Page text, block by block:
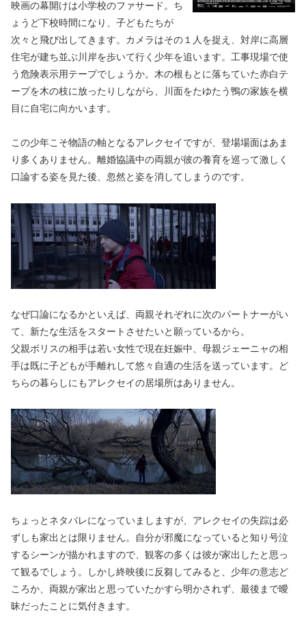
映画の幕開けは小学校のファサード。ち
ょうど下校時間になり、子どもたちが
次々と飛び出してきます。カメラはその１人を捉え、対岸に高層
住宅が建ち並ぶ川岸を歩いて行く少年を追います。工事現場で使
う危険表示用テープでしょうか。木の根もとに落ちていた赤白テ
ープを木の枝に放ったりしながら、川面をたゆたう鴨の家族を横
目に自宅に向かいます。
この少年こそ物語の軸となるアレクセイですが、登場場面はあま
り多くありません。離婚協議中の両親が彼の養育を巡って激しく
口論する姿を見た後、忽然と姿を消してしまうのです。
なぜ口論になるかといえば、両親それぞれに次のパートナーがい
て、新たな生活をスタートさせたいと願っているから。
父親ボリスの相手は若い女性で現在妊娠中、母親ジェーニャの相
手は既に子どもが手離れして悠々自適の生活を送っています。ど
ちらの暮らしにもアレクセイの居場所はありません。
ちょっとネタバレになっていましますが、アレクセイの失踪は必
ずしも家出とは限りません。自分が邪魔になっていると知り号泣
するシーンが描かれますので、観客の多くは彼が家出したと思っ
て観るでしょう。しかし終映後に反芻してみると、少年の意志ど
ころか、両親が家出と思っていたかすら明かされず、最後まで曖
昧だったことに気付きます。